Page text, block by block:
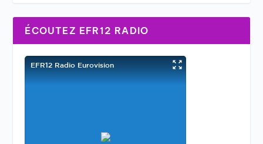
ÉCOUTEZ EFR12 RADIO